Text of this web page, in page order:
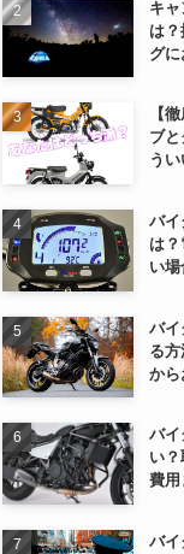
キ
は
グ
【
ブ
うい
バイ
は
い
バイ
る
から
バイ
い
費用
バイ